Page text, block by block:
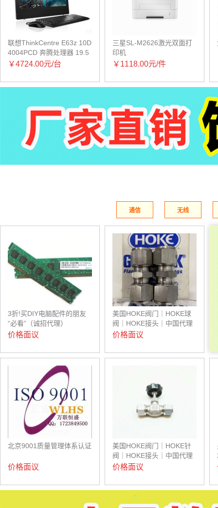
联想ThinkCentre E63z 10D
4004PCD 奔腾处理器 19.5
英寸显示器
￥4724.00元/台
三星SL-M2626激光双面打
印机
￥1118.00元/件
通信 无线
3折!买DIY电脑配件的朋友
“必看”（诚招代理）
价格面议
美国HOKE阀门｜HOKE球
阀｜HOKE接头｜中国代理
价格面议
北京9001质量管理体系认证
价格面议
美国HOKE阀门｜HOKE针
阀｜HOKE接头｜中国代理
价格面议